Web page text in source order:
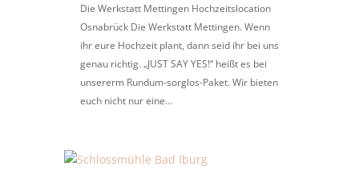
Die Werkstatt Mettingen Hochzeitslocation
Osnabrück Die Werkstatt Mettingen. Wenn
ihr eure Hochzeit plant, dann seid ihr bei uns
genau richtig. „JUST SAY YES!“ heißt es bei
unsererm Rundum-sorglos-Paket. Wir bieten
euch nicht nur eine...